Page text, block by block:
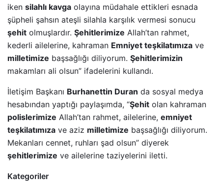
iken silahlı kavga olayına müdahale ettikleri esnada
şüpheli şahsın ateşli silahla karşılık vermesi sonucu
şehit olmuşlardır. Şehitlerimize Allah’tan rahmet,
kederli ailelerine, kahraman Emniyet teşkilatımıza ve
milletimize başsağlığı diliyorum. Şehitlerimizin
makamları ali olsun” ifadelerini kullandı.
İletişim Başkanı Burhanettin Duran da sosyal medya
hesabından yaptığı paylaşımda, “Şehit olan kahraman
polislerimize Allah’tan rahmet, ailelerine, emniyet
teşkilatımıza ve aziz milletimize başsağlığı diliyorum.
Mekanları cennet, ruhları şad olsun” diyerek
şehitlerimize ve ailelerine taziyelerini iletti.
Kategoriler